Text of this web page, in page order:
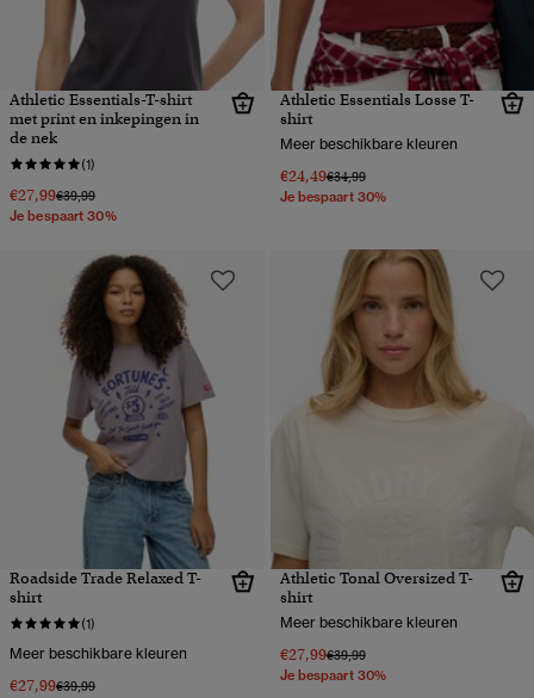
Athletic Essentials-T-shirt
met print en inkepingen in
de nek
(1)
€27,99Prijs verlaagd van
€39,99naar
Je bespaart 30%
Athletic Essentials Losse T-
shirt
Meer beschikbare kleuren
€24,49Prijs verlaagd van
€34,99naar
Je bespaart 30%
Roadside Trade Relaxed T-
shirt
(1)
Meer beschikbare kleuren
€27,99Prijs verlaagd van
€39,99naar
Athletic Tonal Oversized T-
shirt
Meer beschikbare kleuren
€27,99Prijs verlaagd van
€39,99naar
Je bespaart 30%